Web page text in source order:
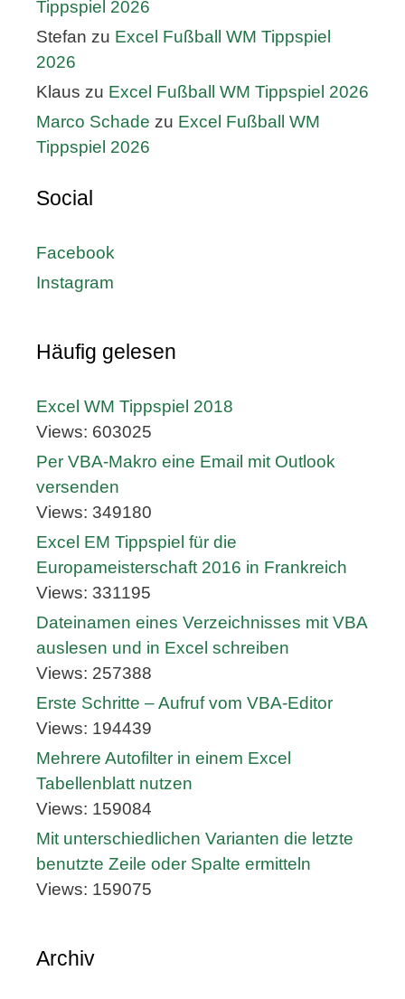
Tippspiel 2026
Stefan zu Excel Fußball WM Tippspiel
2026
Klaus zu Excel Fußball WM Tippspiel 2026
Marco Schade zu Excel Fußball WM
Tippspiel 2026
Social
Facebook
Instagram
Häufig gelesen
Excel WM Tippspiel 2018
Views: 603025
Per VBA-Makro eine Email mit Outlook
versenden
Views: 349180
Excel EM Tippspiel für die
Europameisterschaft 2016 in Frankreich
Views: 331195
Dateinamen eines Verzeichnisses mit VBA
auslesen und in Excel schreiben
Views: 257388
Erste Schritte – Aufruf vom VBA-Editor
Views: 194439
Mehrere Autofilter in einem Excel
Tabellenblatt nutzen
Views: 159084
Mit unterschiedlichen Varianten die letzte
benutzte Zeile oder Spalte ermitteln
Views: 159075
Archiv